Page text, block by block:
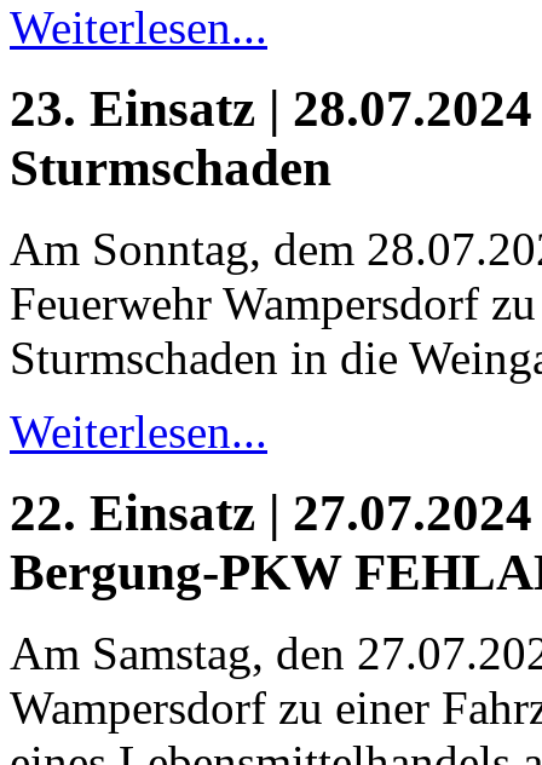
Weiterlesen...
23. Einsatz |
Sturmschaden
Am Sonntag, dem
Feuerwehr Wampersdorf
Sturmschaden in die
Weiterlesen...
22. Einsatz |
Bergung-PKW
Am Samstag, den
Wampersdorf zu einer